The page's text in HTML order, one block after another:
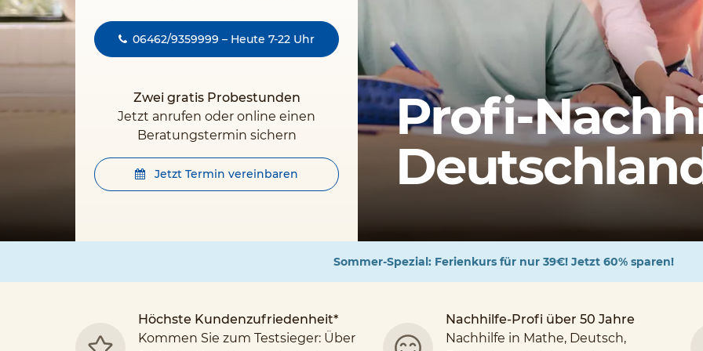
Profi-
Zwei gratis Probestunden
Jetzt anrufen oder online einen
Beratungstermin sichern
06462/9359999 – Heute 7-22 Uhr
Jetzt Termin vereinbaren
Sommer-Spezial: Ferienkurs für nur 39€! Jetzt 60% sparen!
Höchste Kundenzufriedenheit*
Kommen Sie zum Testsieger: Über
Nachhilfe-Profi über 50 Jahre
Nachhilfe in Mathe, Deutsch,